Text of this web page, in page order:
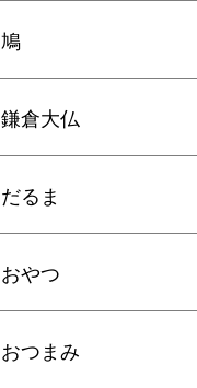
鳩
鎌倉大仏
だるま
おやつ
おつまみ